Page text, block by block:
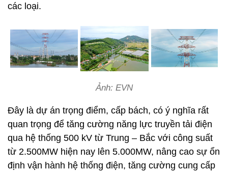
các loại.
Ảnh: EVN
Đây là dự án trọng điểm, cấp bách, có ý nghĩa rất
quan trọng để tăng cường năng lực truyền tải điện
qua hệ thống 500 kV từ Trung – Bắc với công suất
từ 2.500MW hiện nay lên 5.000MW, nâng cao sự ổn
định vận hành hệ thống điện, tăng cường cung cấp